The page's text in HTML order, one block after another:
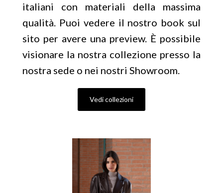
italiani con materiali della massima
qualità. Puoi vedere il nostro book sul
sito per avere una preview. È possibile
visionare la nostra collezione presso la
nostra sede o nei nostri Showroom.
Vedi collezioni